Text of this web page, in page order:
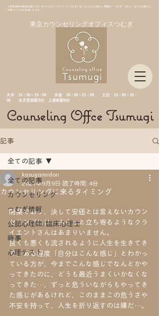
＊東京都中央区日本橋にある「カウンセリングオフィスつむぎ」は、あなたとの新しい関係を”つむぎ”ながら、あなたの新たな
未来づくりをお手伝いします。
東京カウンセリングオフィスつむぎ
​火木 10：00－19：00 水金 18：00－21：00 土日 10：00－18：
00 水天宮前駅3分 人形町駅8分
Counseling Offce Tsumugi
記事
全ての記事
カウンセリング
つむぎ情報
公認心理師/臨床心理士
時事
心理テスト
全ての記事
カウンセリングに来るタイミング
kasugaimidori
2021年9月9日 読了時間: 4分
開業であり、決して安価とは言えないカウン
セリングには、ふらっと立ち寄るようなクラ
イエントさんはあまりいません。
良くも悪くも流されるように人生を生きてき
て、ある程度「自分はこんな感じ」とわかっ
ている方が、今までこんな感じでなんとかや
ってきたのに、どうも最近うまくいかなくな
ってきた…、ずっと危ういながらもやってき
た感じがあるけれど、このままこの危うさや
不安を持って、人生を折り返すのは嫌だ…。